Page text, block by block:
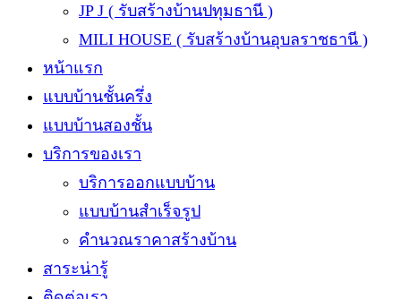
JP J ( รับสร้างบ้านปทุมธานี )
MILI HOUSE ( รับสร้างบ้านอุบลราชธานี )
หน้าแรก
แบบบ้านชั้นครึ่ง
แบบบ้านสองชั้น
บริการของเรา
บริการออกแบบบ้าน
แบบบ้านสำเร็จรูป
คำนวณราคาสร้างบ้าน
สาระน่ารู้